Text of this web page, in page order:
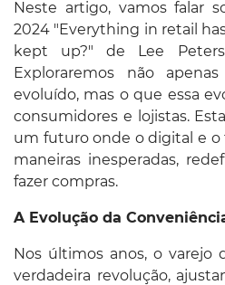
Neste artigo, vamos falar
2024 "Everything in retail
kept up?" de Lee
Exploraremos não
evoluído, mas o que essa
consumidores e lojistas.
um futuro onde o digital e o
maneiras inesperadas,
fazer compras.
A Evolução da
Nos últimos anos, o varejo
verdadeira revolução,